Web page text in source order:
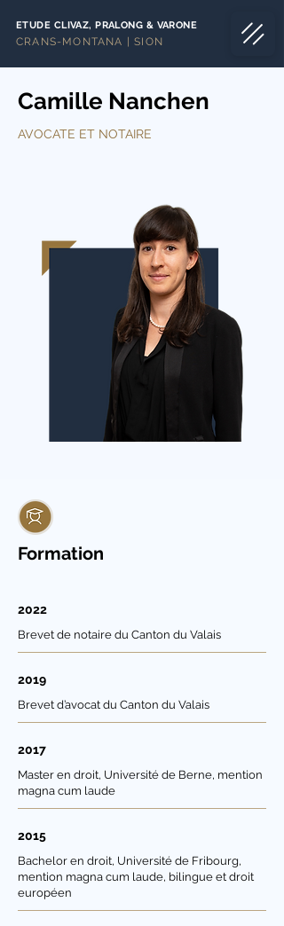
ETUDE CLIVAZ, PRALONG & VARONE
CRANS-MONTANA | SION
Camille Nanchen
AVOCATE ET NOTAIRE
Formation
2022
Brevet de notaire du Canton du Valais
2019
Brevet d’avocat du Canton du Valais
2017
Master en droit, Université de Berne, mention
magna cum laude
2015
Bachelor en droit, Université de Fribourg,
mention magna cum laude, bilingue et droit
européen